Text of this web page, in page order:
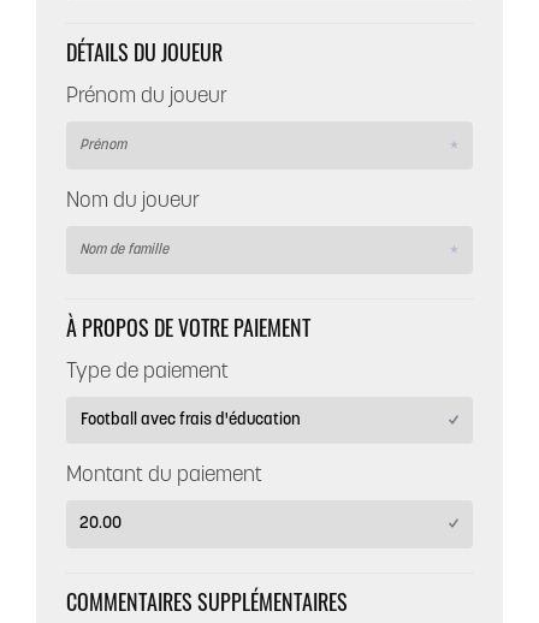
DÉTAILS DU JOUEUR
Prénom du joueur
Nom du joueur
À PROPOS DE VOTRE PAIEMENT
Type de paiement
Montant du paiement
COMMENTAIRES SUPPLÉMENTAIRES